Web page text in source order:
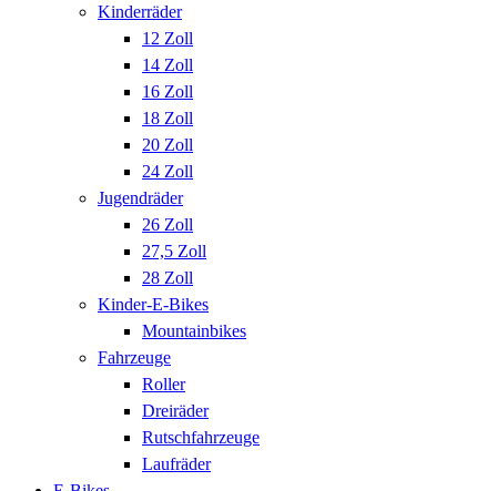
Kinderräder
12 Zoll
14 Zoll
16 Zoll
18 Zoll
20 Zoll
24 Zoll
Jugendräder
26 Zoll
27,5 Zoll
28 Zoll
Kinder-E-Bikes
Mountainbikes
Fahrzeuge
Roller
Dreiräder
Rutschfahrzeuge
Laufräder